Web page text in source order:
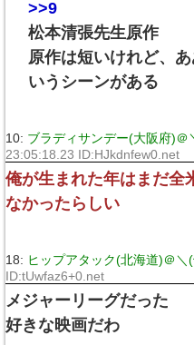
>>9
松本清張先生原作
原作は短いけれど、
いうシーンがある
10: ブラディサンデー(大阪府)＠
23:05:18.23 ID:HJkdnfew0.net
俺が生まれた年はまだ全
なかったらしい
18: ヒップアタック(北海道)＠＼
ID:tUwfaz6+0.net
メジャーリーグだった
好きな映画だわ